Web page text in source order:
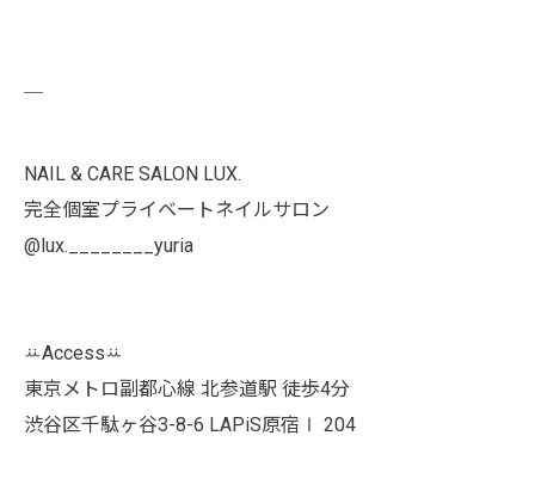
NAIL & CARE SALON LUX.
完全個室プライベートネイルサロン
@lux.________yuria
ꕁAccessꕁ
東京メトロ副都心線 北参道駅 徒歩4分
渋谷区千駄ヶ谷3-8-6 LAPiS原宿Ⅰ 204